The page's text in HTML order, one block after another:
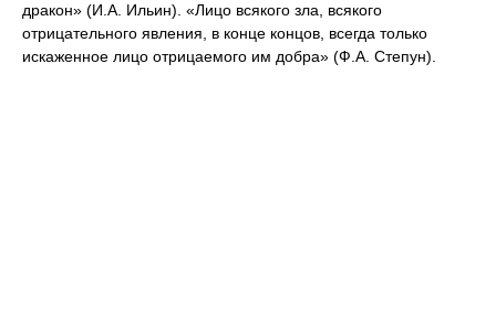
дракон» (И.А. Ильин). «Лицо всякого зла, всякого
отрицательного явления, в конце концов, всегда только
искаженное лицо отрицаемого им добра» (Ф.А. Степун).